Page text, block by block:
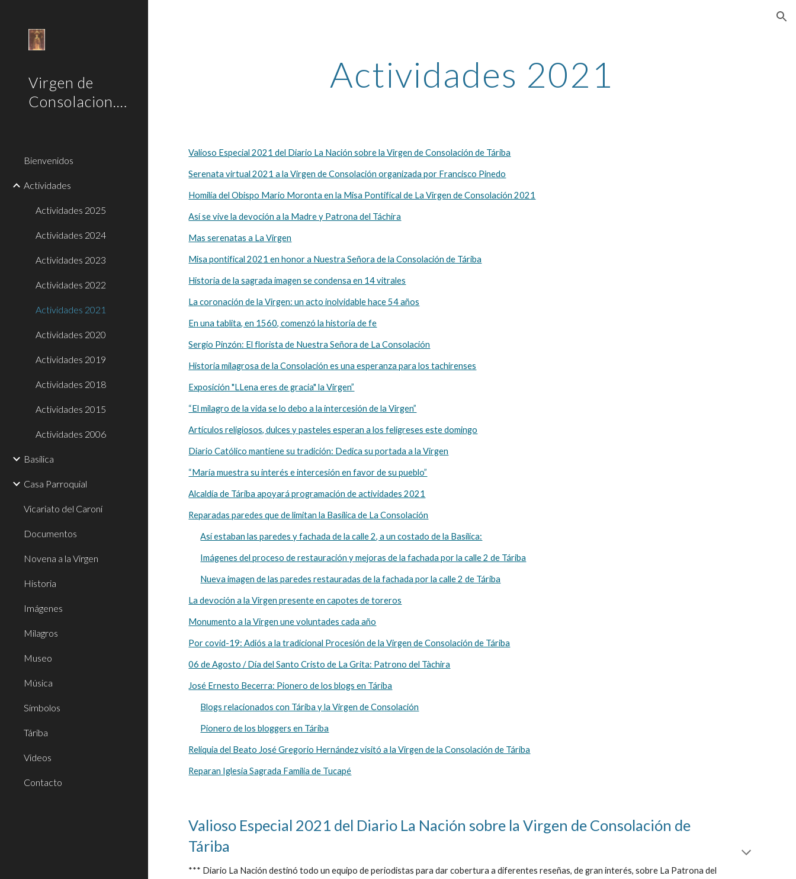
Virgen de
Consolacion.com
Bienvenidos
Actividades
Actividades 2025
Actividades 2024
Actividades 2023
Actividades 2022
Actividades 2021
Actividades 2020
Actividades 2019
Actividades 2018
Actividades 2015
Actividades 2006
Basílica
Casa Parroquial
Vicariato del Caroní
Documentos
Novena a la Virgen
Historia
Imágenes
Milagros
Museo
Música
Símbolos
Táriba
Videos
Contacto
Actividades 2021
Valioso Especial 2021 del Diario La Nación sobre la Virgen de Consolación de Táriba
Serenata virtual 2021 a la Virgen de Consolación organizada por Francisco Pinedo
Homilía del Obispo Mario Moronta en la Misa Pontifical de La Virgen de Consolación 2021
Así se vive la devoción a la Madre y Patrona del Táchira
Mas serenatas a La Virgen
Misa pontifical 2021 en honor a Nuestra Señora de la Consolación de Táriba
Historia de la sagrada imagen se condensa en 14 vitrales
La coronación de la Virgen: un acto inolvidable hace 54 años
En una tablita, en 1560, comenzó la historia de fe
Sergio Pinzón: El florista de Nuestra Señora de La Consolación
Historia milagrosa de la Consolación es una esperanza para los tachirenses
Exposición "LLena eres de gracia" la Virgen”
“El milagro de la vida se lo debo a la intercesión de la Virgen”
Artículos religiosos, dulces y pasteles esperan a los feligreses este domingo
Diario Católico mantiene su tradición: Dedica su portada a la Virgen
“María muestra su interés e intercesión en favor de su pueblo”
Alcaldía de Táriba apoyará programación de actividades 2021
Reparadas paredes que de limitan la Basílica de La Consolación
Así estaban las paredes y fachada de la calle 2, a un costado de la Basílica:
Imágenes del proceso de restauración y mejoras de la fachada por la calle 2 de Táriba
Nueva imagen de las paredes restauradas de la fachada por la calle 2 de Táriba
La devoción a la Virgen presente en capotes de toreros
Monumento a la Virgen une voluntades cada año
Por covid-19: Adiós a la tradicional Procesión de la Virgen de Consolación de Táriba
06 de Agosto / Día del Santo Cristo de La Grita: Patrono del Tàchira
José Ernesto Becerra: Pionero de los blogs en Táriba
Blogs relacionados con Táriba y la Virgen de Consolación
Pionero de los bloggers en Táriba
Reliquia del Beato José Gregorio Hernández visitó a la Virgen de la Consolación de Táriba
Reparan Iglesia Sagrada Familia de Tucapé
Valioso Especial 2021 del Diario La Nación sobre la Virgen de Consolación de
Táriba
*** Diario La Nación destinó todo un equipo de periodistas para dar cobertura a diferentes reseñas, de gran interés, sobre La Patrona del